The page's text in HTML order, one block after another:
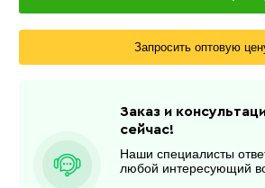
Запросить оптовую
Заказ и
сейчас!
Наши специалисты
любой интересующий